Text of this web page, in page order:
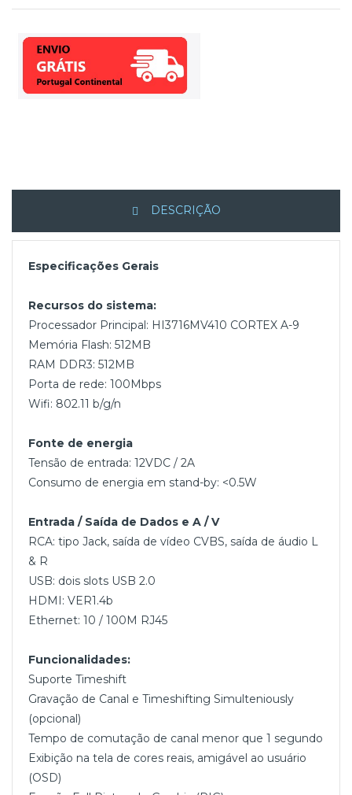
DESCRIÇÃO
Especificações Gerais
Recursos do sistema:
Processador Principal: HI3716MV410 CORTEX A-9
Memória Flash: 512MB
RAM DDR3: 512MB
Porta de rede: 100Mbps
Wifi: 802.11 b/g/n
Fonte de energia
Tensão de entrada: 12VDC / 2A
Consumo de energia em stand-by: <0.5W
Entrada / Saída de Dados e A / V
RCA: tipo Jack, saída de vídeo CVBS, saída de áudio L
& R
USB: dois slots USB 2.0
HDMI: VER1.4b
Ethernet: 10 / 100M RJ45
Funcionalidades:
Suporte Timeshift
Gravação de Canal e Timeshifting Simulteniously
(opcional)
Tempo de comutação de canal menor que 1 segundo
Exibição na tela de cores reais, amigável ao usuário
(OSD)